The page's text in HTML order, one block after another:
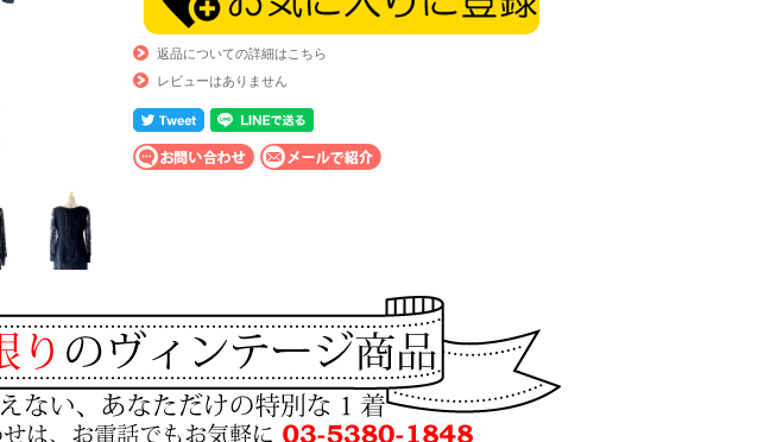
返品についての詳細はこちら
レビューはありません